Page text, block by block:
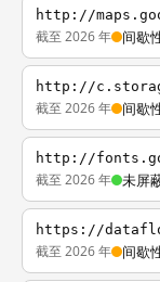
http://
截至 2026 年 间歇
http://
截至 2026 年 间歇
http://
截至 2026 年 未屏
https://
截至 2026 年 间歇